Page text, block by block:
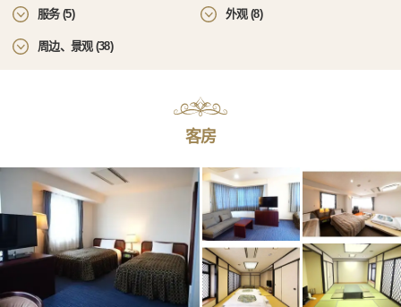
服务 (5) 外观 (8)
周边、景观 (38)
客房